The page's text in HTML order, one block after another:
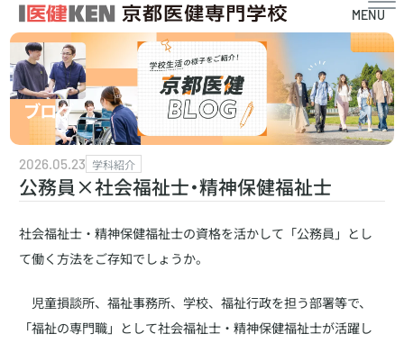
MENU
ブログ
2026.05.23 学科紹介
公務員×社会福祉士・精神保健福祉士
社会福祉士・精神保健福祉士の資格を活かして「公務員」とし
て働く方法をご存知でしょうか。
児童損談所、福祉事務所、学校、福祉行政を担う部署等で、
「福祉の専門職」として社会福祉士・精神保健福祉士が活躍し